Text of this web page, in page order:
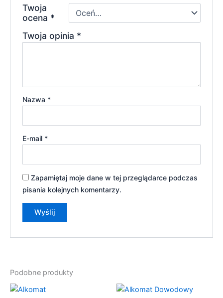
Twoja
ocena *
Twoja opinia *
Nazwa *
E-mail *
Zapamiętaj moje dane w tej przeglądarce podczas
pisania kolejnych komentarzy.
Podobne produkty